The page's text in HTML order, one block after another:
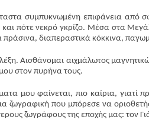
συμπυκνωμένη επιφάνεια από
πότε νεκρό γκρίζο. Μέσα στα
διαπεραστικά κόκκινα,
Αισθάνομαι αιχμάλωτος
στον πυρήνα τους.
μου φαίνεται, πιο καίρια, γιατί
ζωγραφική που μπόρεσε να
ζωγράφους της εποχής μας: τον